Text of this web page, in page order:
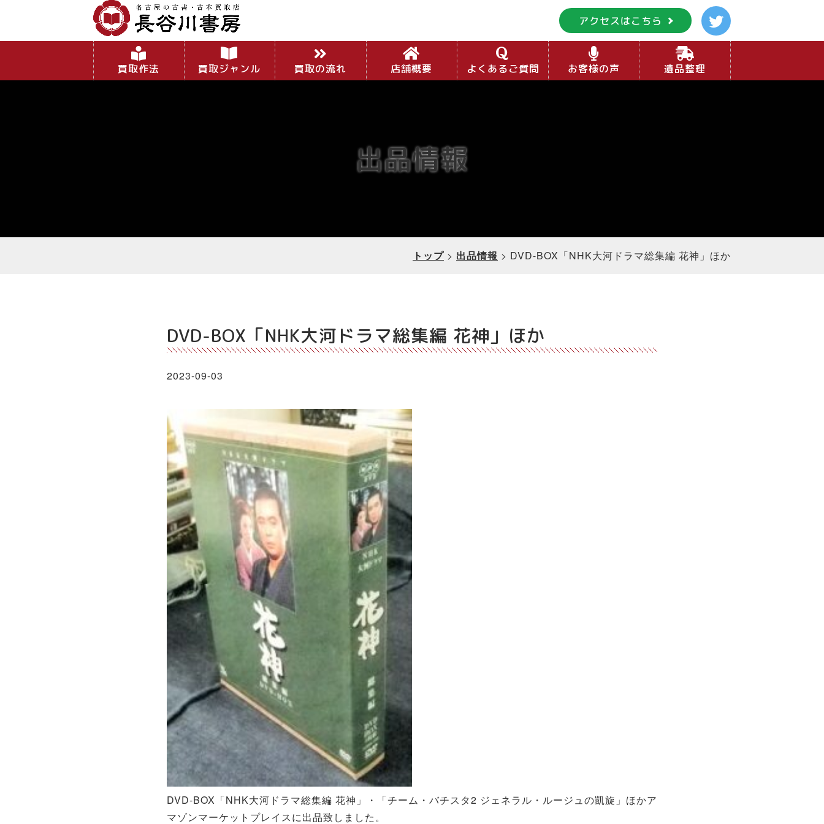
アクセスはこちら
買取作法 買取ジャンル 買取の流れ 店舗概要 よくあるご質問 お客様の声 遺品整理
出品情報
トップ > 出品情報 > DVD-BOX「NHK大河ドラマ総集編 花神」ほか
DVD-BOX「NHK大河ドラマ総集編 花神」ほか
2023-09-03
DVD-BOX「NHK大河ドラマ総集編 花神」・「チーム・バチスタ2 ジェネラル・ルージュの凱旋」ほかア
マゾンマーケットプレイスに出品致しました。